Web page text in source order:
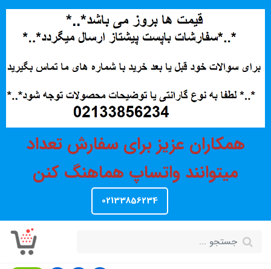
همکاران عزیز برای سفارش تعداد
میتوانند واتساپ هماهنگ کنن
02133856234